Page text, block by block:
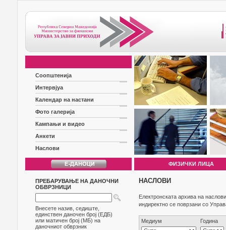
Соопштенија
Интервјуа
Календар на настани
Фото галерија
Кампањи и видео
Анкети
Наслови
ФИЗИЧКИ ЛИЦА
ПРЕБАРУВАЊЕ НА ДАНОЧНИ
ОБВРЗНИЦИ
Внесете назив, седиште,
единствен даночен број (ЕДБ)
или матичен број (МБ) на
даночниот обврзник
НАСЛОВИ
Електронската архива на
индиректно се поврзани со
Медиум Година